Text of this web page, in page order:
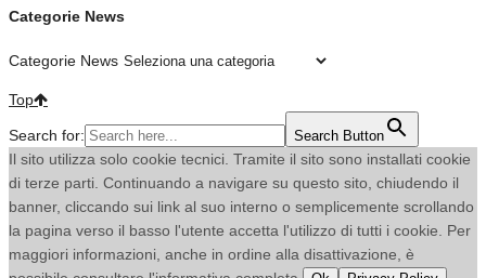
Categorie News
Categorie News
Top
Search for: Search Button
Il sito utilizza solo cookie tecnici. Tramite il sito sono installati cookie
di terze parti. Continuando a navigare su questo sito, chiudendo il
banner, cliccando sui link al suo interno o semplicemente scrollando
la pagina verso il basso l'utente accetta l'utilizzo di tutti i cookie. Per
maggiori informazioni, anche in ordine alla disattivazione, è